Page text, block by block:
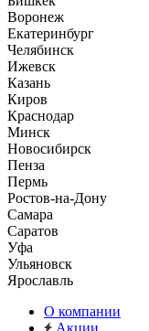
Воронеж
Екатеринбург
Челябинск
Ижевск
Казань
Киров
Краснодар
Минск
Новосибирск
Пенза
Пермь
Ростов-на-Дону
Самара
Саратов
Уфа
Ульяновск
Ярославль
О компании
Акции